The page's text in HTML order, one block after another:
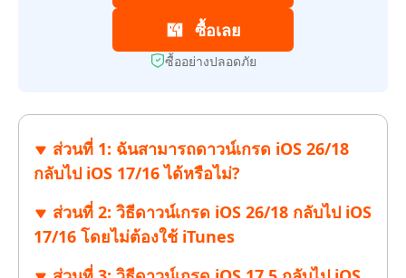
ซื้อเลย
ซื้ออย่างปลอดภัย
ส่วนที่ 1: ฉันสามารถดาวน์เกรด iOS 26/18
กลับไป iOS 17/16 ได้หรือไม่?
ส่วนที่ 2: วิธีดาวน์เกรด iOS 26/18 กลับไป iOS
17/16 โดยไม่ต้องใช้ iTunes